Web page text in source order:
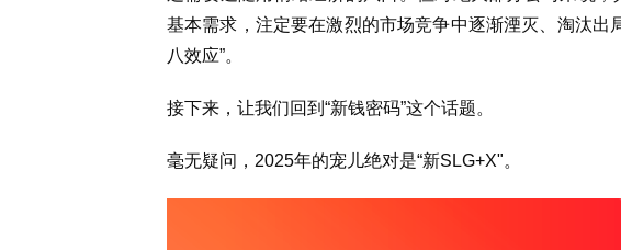
基本需求，注定要在激烈的市场竞争中逐渐湮灭、淘汰出
八效应”。
接下来，让我们回到“新钱密码”这个话题。
毫无疑问，2025年的宠儿绝对是“新SLG+X"。